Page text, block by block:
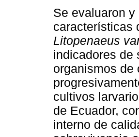
Se evaluaron
características
Litopenaeus
indicadores de
organismos de
cultivos
de Ecuador,
interno de